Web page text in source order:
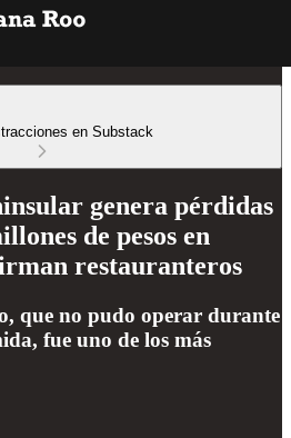
en Substack
genera pérdidas
de pesos en
restauranteros
que no pudo operar durante
fue uno de los más